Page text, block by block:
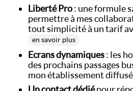
Liberté Pro: une formule
permettre à mes
tout simplicité à un tarif
en savoir plus
Ecrans dynamiques: les
des prochains passages
mon établissement